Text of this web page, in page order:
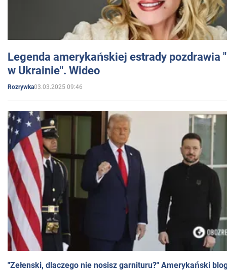
Legenda amerykańskiej estrady pozdrawia
w Ukrainie". Wideo
Rozrywka03.03.2025 09:46
"Zełenski, dlaczego nie nosisz garnituru?" Amerykański